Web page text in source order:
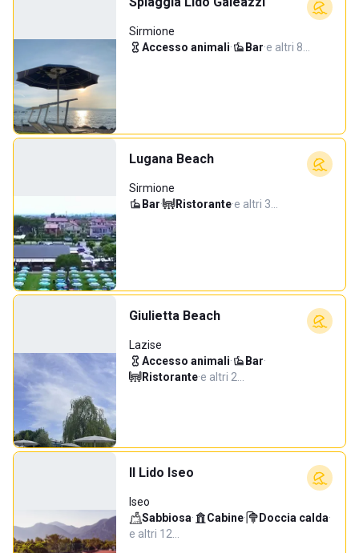
Sirmione
Accesso animali· Bar·e altri 8…
Lugana Beach
Sirmione
Bar· Ristorante·e altri 3…
Giulietta Beach
Lazise
Accesso animali· Bar·
Ristorante·e altri 2…
Il Lido Iseo
Iseo
Sabbiosa· Cabine· Doccia calda·
e altri 12…